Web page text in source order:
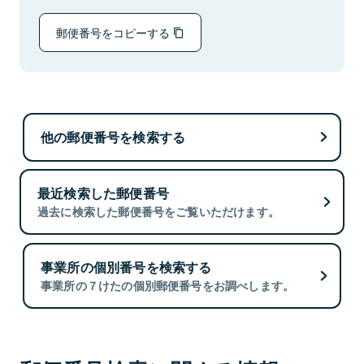
郵便番号をコピーする
他の郵便番号を検索する
最近検索した郵便番号
過去に検索した郵便番号をご覧いただけます。
事業所の個別番号を検索する
事業所の７けたの個別郵便番号をお調べします。